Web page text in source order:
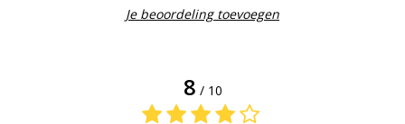
Je beoordeling toevoegen
8 / 10